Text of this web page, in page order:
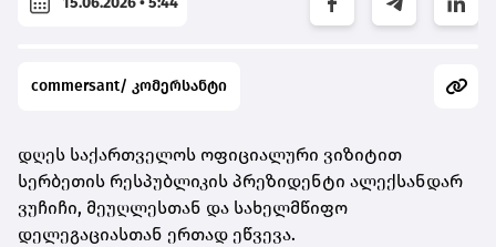
commersant/ კომერსანტი
დღეს საქართველოს ოფიციალური ვიზიტით
სერბეთის რესპუბლიკის პრეზიდენტი ალექსანდარ
ვუჩიჩი, მეუღლესთან და სახელმწიფო
დელეგაციასთან ერთად ეწვევა.